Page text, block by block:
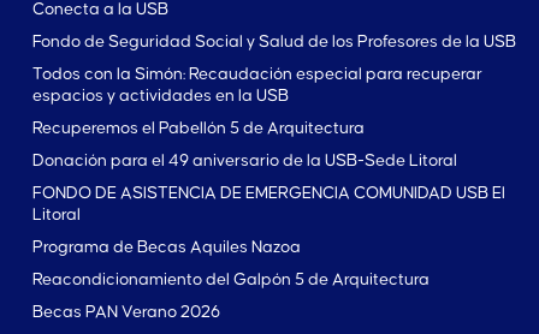
Conecta a la USB
Fondo de Seguridad Social y Salud de los Profesores de la USB
Todos con la Simón: Recaudación especial para recuperar
espacios y actividades en la USB
Recuperemos el Pabellón 5 de Arquitectura
Donación para el 49 aniversario de la USB-Sede Litoral
FONDO DE ASISTENCIA DE EMERGENCIA COMUNIDAD USB El
Litoral
Programa de Becas Aquiles Nazoa
Reacondicionamiento del Galpón 5 de Arquitectura
Becas PAN Verano 2026